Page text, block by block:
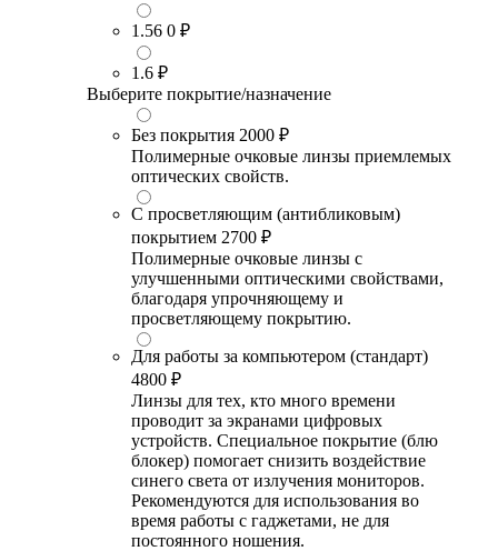
1.56 0 ₽
1.6 ₽
Выберите покрытие/назначение
Без покрытия 2000 ₽
Полимерные очковые линзы приемлемых
оптических свойств.
С просветляющим (антибликовым)
покрытием 2700 ₽
Полимерные очковые линзы с
улучшенными оптическими свойствами,
благодаря упрочняющему и
просветляющему покрытию.
Для работы за компьютером (стандарт)
4800 ₽
Линзы для тех, кто много времени
проводит за экранами цифровых
устройств. Специальное покрытие (блю
блокер) помогает снизить воздействие
синего света от излучения мониторов.
Рекомендуются для использования во
время работы с гаджетами, не для
постоянного ношения.